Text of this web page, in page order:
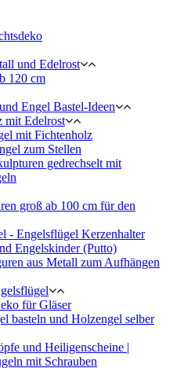
und Edelrost
120 cm
Engel Bastel-Ideen
mit Edelrost
mit Fichtenholz
zum Stellen
gedrechselt mit
groß ab 100 cm für den
- Engelsflügel Kerzenhalter
Engelskinder (Putto)
aus Metall zum Aufhängen
für Gläser
basteln und Holzengel selber
und Heiligenscheine |
mit Schrauben